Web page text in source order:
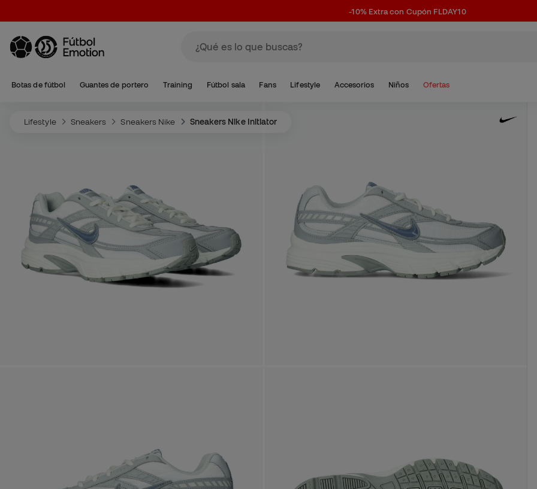
-10% Extra con Cupón FLDAY10
Botas de fútbol Guantes de portero Training Fútbol sala Fans Lifestyle Accesorios Niños Ofertas
Lifestyle Sneakers Sneakers Nike Sneakers Nike Initiator